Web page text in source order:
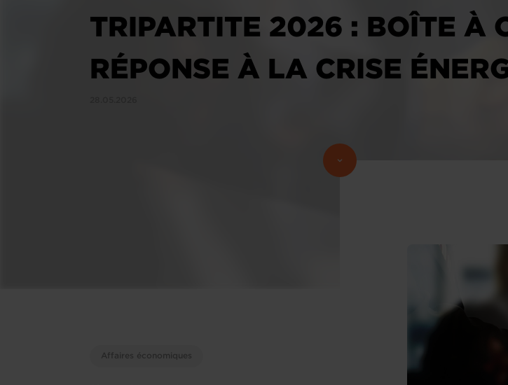
TRIPARTITE 2026 : BOÎTE À
RÉPONSE À LA CRISE
Affaires économiques